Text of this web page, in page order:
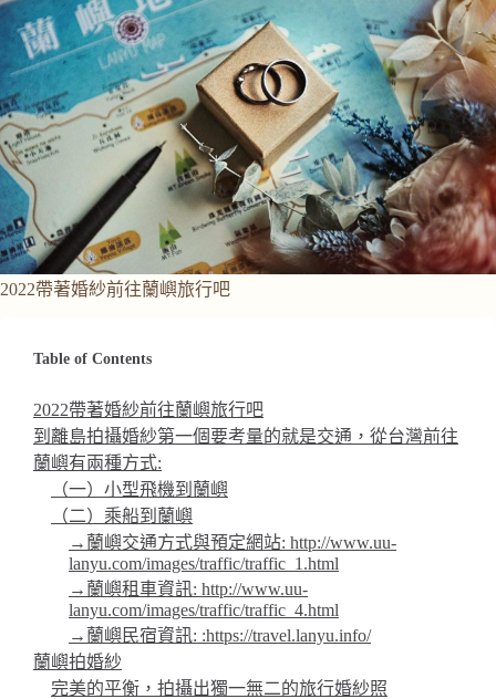
2022帶著婚紗前往蘭嶼旅行吧
Table of Contents
2022帶著婚紗前往蘭嶼旅行吧
到離島拍攝婚紗第一個要考量的就是交通，從台灣前往
蘭嶼有兩種方式:
（一）小型飛機到蘭嶼
（二）乘船到蘭嶼
→蘭嶼交通方式與預定網站: http://www.uu-
lanyu.com/images/traffic/traffic_1.html
→蘭嶼租車資訊: http://www.uu-
lanyu.com/images/traffic/traffic_4.html
→蘭嶼民宿資訊: :https://travel.lanyu.info/
蘭嶼拍婚紗
完美的平衡，拍攝出獨一無二的旅行婚紗照